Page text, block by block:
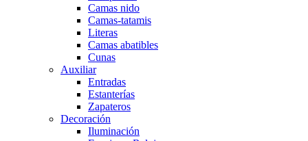
Camas nido
Camas-tatamis
Literas
Camas abatibles
Cunas
Auxiliar
Entradas
Estanterías
Zapateros
Decoración
Iluminación